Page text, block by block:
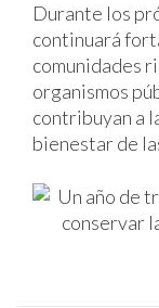
Durante los
continuará
comunidades
organismos
contribuyan a
bienestar de